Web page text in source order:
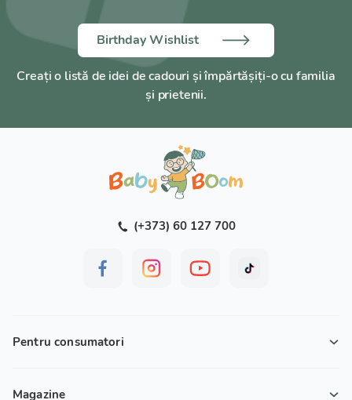
Birthday Wishlist
Creați o listă de idei de cadouri și împărtășiți-o cu familia
și prietenii.
(+373) 60 127 700
Pentru consumatori
Magazine